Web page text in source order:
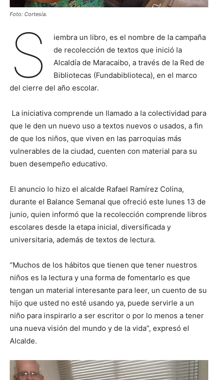
Foto: Cortesía.
S
iembra un libro, es el nombre de la campaña
de recolección de textos que inició la
Alcaldía de Maracaibo, a través de la Red de
Bibliotecas (Fundabiblioteca), en el marco
del cierre del año escolar.
La iniciativa comprende un llamado a la colectividad para
que le den un nuevo uso a textos nuevos o usados, a fin
de que los niños, que viven en las parroquias más
vulnerables de la ciudad, cuenten con material para su
buen desempeño educativo.
El anuncio lo hizo el alcalde Rafael Ramírez Colina,
durante el Balance Semanal que ofreció este lunes 13 de
junio, quien informó que la recolección comprende libros
escolares desde la etapa inicial, diversificada y
universitaria, además de textos de lectura.
“Muchos de los hábitos que tienen que tener nuestros
niños es la lectura y una forma de fomentarlo es que
tengan un material interesante para leer, un cuento de su
hijo que usted no esté usando ya, puede servirle a un
niño para inspirarlo a ser escritor o por lo menos a tener
una nueva visión del mundo y de la vida”, expresó el
Alcalde.